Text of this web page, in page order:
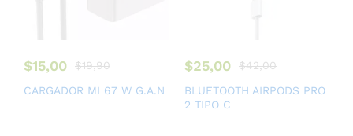
$15,00 $19,90
CARGADOR MI 67 W G.A.N
$25,00 $42,00
BLUETOOTH AIRPODS PRO
2 TIPO C